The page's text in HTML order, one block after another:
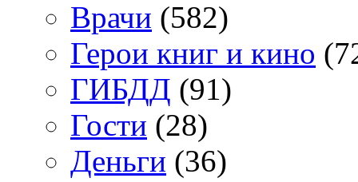
Врачи (582)
Герои книг и кино
ГИБДД (91)
Гости (28)
Деньги (36)